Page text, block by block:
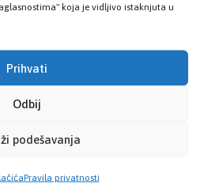
koja je vidljivo istaknjuta u
Prihvati
Odbij
podešavanja
Pravila privatnosti